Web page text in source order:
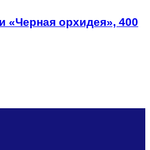
орхидея», 400